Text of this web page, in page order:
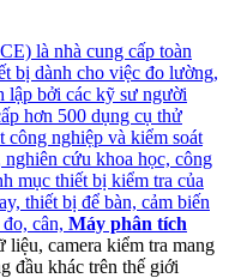
là nhà cung cấp toàn
bị dành cho việc đo lường,
lập bởi các kỹ sư người
hơn 500 dụng cụ thử
nghiệp và kiểm soát
cứu khoa học, công
mục thiết bị kiểm tra của
thiết bị để bàn, cảm biến
cân, Máy phân tích
liệu, camera kiểm tra mang
đầu khác trên thế giới